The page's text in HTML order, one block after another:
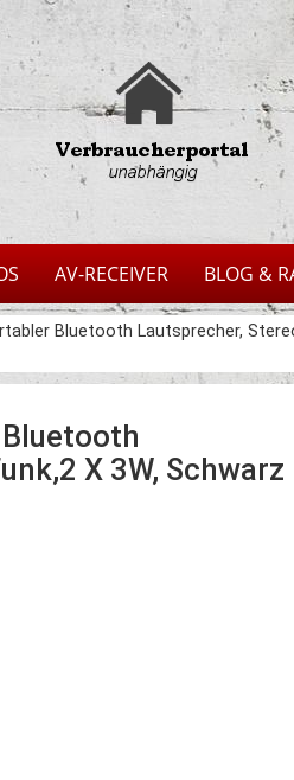
AV-RECEIVER BLOG &
Bluetooth Lautsprecher,
X 3W, Schwarz